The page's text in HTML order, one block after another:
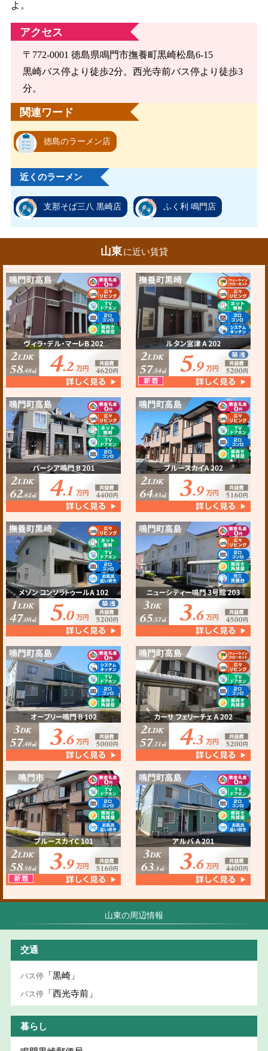
よ。
アクセス
〒772-0001 徳島県鳴門市撫養町黒崎松島6-15
黒崎バス停より徒歩2分。西光寺前バス停より徒歩3
分。
関連ワード
徳島のラーメン店
近くのラーメン
支那そば三八 黒崎店 ふく利 鳴門店
山東 に近い賃貸
山東の周辺情報
交通
バス停 「黒崎」
バス停 「西光寺前」
暮らし